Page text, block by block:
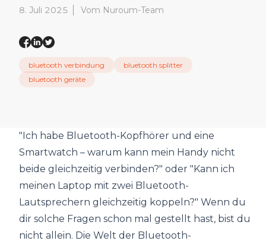
8. Juli 2025 Vom Nuroum-Team
bluetooth verbindung
bluetooth splitter
bluetooth geräte
"Ich habe Bluetooth-Kopfhörer und eine
Smartwatch – warum kann mein Handy nicht
beide gleichzeitig verbinden?" oder "Kann ich
meinen Laptop mit zwei Bluetooth-
Lautsprechern gleichzeitig koppeln?" Wenn du
dir solche Fragen schon mal gestellt hast, bist du
nicht allein. Die Welt der Bluetooth-